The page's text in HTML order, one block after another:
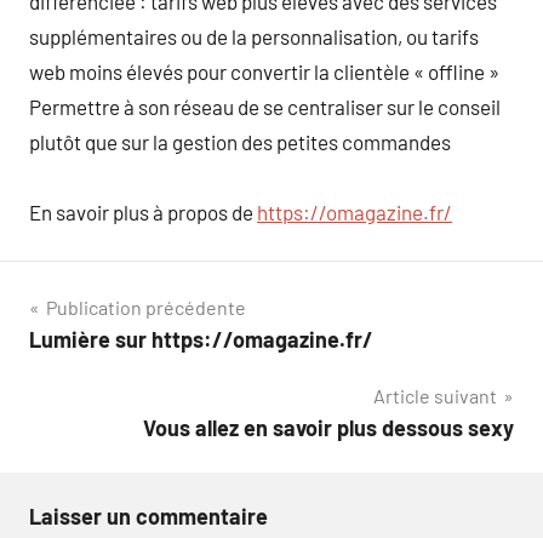
supplémentaires ou de la personnalisation, ou tarifs
web moins élevés pour convertir la clientèle « offline »
Permettre à son réseau de se centraliser sur le conseil
plutôt que sur la gestion des petites commandes
En savoir plus à propos de https://omagazine.fr/
Navigation
de
Publication précédente
Lumière sur https://omagazine.fr/
Article suivant
Vous allez en savoir plus dessous sexy
Laisser un commentaire